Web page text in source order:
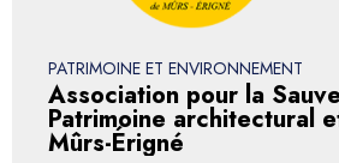
PATRIMOINE ET ENVIRONNEMENT
Association pour la
Patrimoine architectural
Mûrs-Érigné